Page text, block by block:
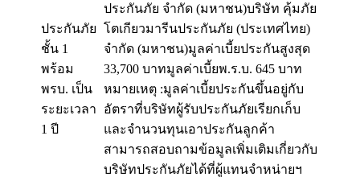
ประกันภัย
ชั้น 1
พร้อม
พรบ. เป็น
ระยะเวลา
1 ปี
ประกันภัย จำกัด (มหาชน)บริษัท คุ้มภัย
โตเกียวมารีนประกันภัย (ประเทศไทย)
จำกัด (มหาชน)มูลค่าเบี้ยประกันสูงสุด
33,700 บาทมูลค่าเบี้ยพ.ร.บ. 645 บาท
หมายเหตุ :มูลค่าเบี้ยประกันขึ้นอยู่กับ
อัตราที่บริษัทผู้รับประกันภัยเรียกเก็บ
และจำนวนทุนเอาประกันลูกค้า
สามารถสอบถามข้อมูลเพิ่มเติมเกี่ยวกับ
บริษัทประกันภัยได้ที่ผู้แทนจำหน่ายฯ